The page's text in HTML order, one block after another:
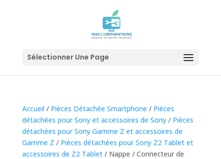
Sélectionner Une Page
Accueil / Pièces Détachée Smartphone / Pièces
détachées pour Sony et accessoires de Sony/ Pièces
détachées pour Sony Gamme Z et accessoires de
Gamme Z / Pièces détachées pour Sony Z2 Tablet et
accessoires de Z2 Tablet/ Nappe / Connecteur de